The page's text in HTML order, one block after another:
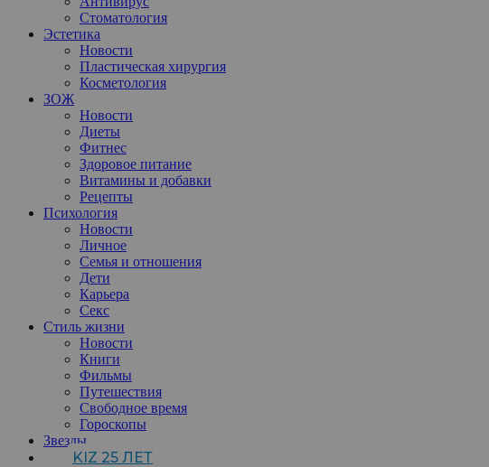
Стоматология
Эстетика
Новости
Пластическая хирургия
Косметология
ЗОЖ
Новости
Диеты
Фитнес
Здоровое питание
Витамины и добавки
Рецепты
Психология
Новости
Личное
Семья и отношения
Дети
Карьера
Секс
Стиль жизни
Новости
Книги
Фильмы
Путешествия
Свободное время
Гороскопы
Звезды
KIZ 25 ЛЕТ